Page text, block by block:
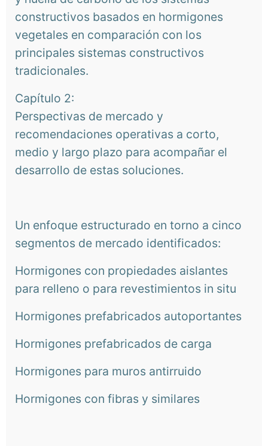
constructivos basados en hormigones
vegetales en comparación con los
principales sistemas constructivos
tradicionales.
Capítulo 2:
Perspectivas de mercado y
recomendaciones operativas a corto,
medio y largo plazo para acompañar el
desarrollo de estas soluciones.
Un enfoque estructurado en torno a cinco
segmentos de mercado identificados:
Hormigones con propiedades aislantes
para relleno o para revestimientos in situ
Hormigones prefabricados autoportantes
Hormigones prefabricados de carga
Hormigones para muros antirruido
Hormigones con fibras y similares